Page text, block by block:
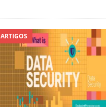
ARTIGOS